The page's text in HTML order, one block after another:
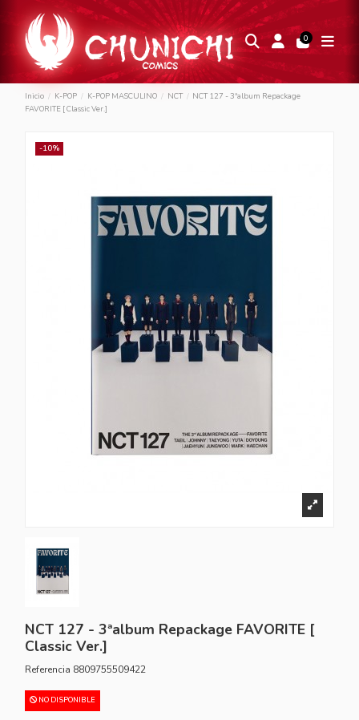
0
Inicio K-POP K-POP MASCULINO NCT
NCT 127 - 3ªalbum Repackage
FAVORITE [ Classic Ver.]
-10%
NCT 127 - 3ªalbum Repackage FAVORITE [
Classic Ver.]
Referencia 8809755509422
NO DISPONIBLE